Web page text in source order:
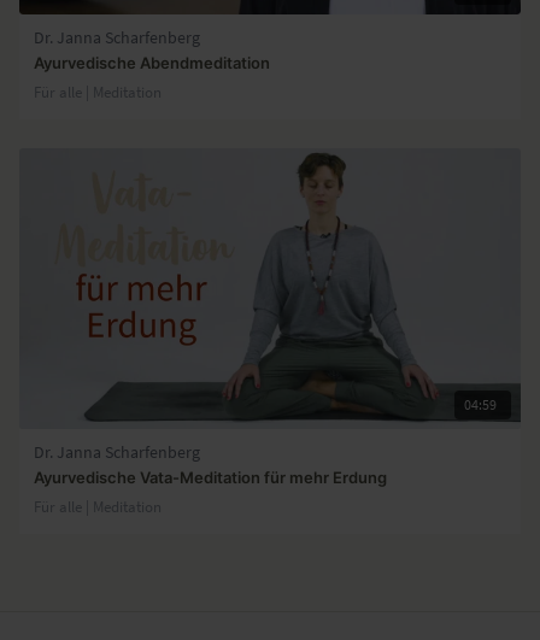
Dr. Janna Scharfenberg
Ayurvedische Abendmeditation
Für alle | Meditation
04:59
Dr. Janna Scharfenberg
Ayurvedische Vata-Meditation für mehr Erdung
Für alle | Meditation